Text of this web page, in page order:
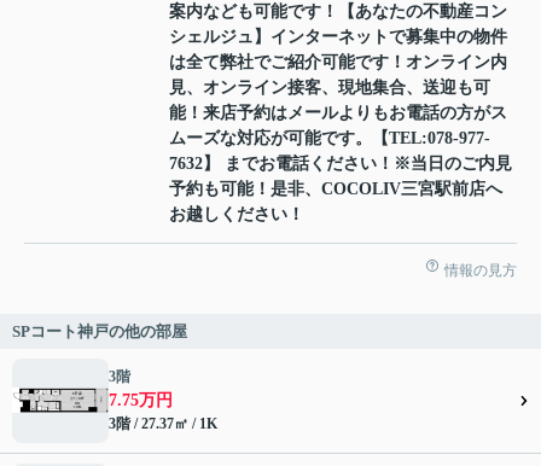
案内なども可能です！【あなたの不動産コン
シェルジュ】インターネットで募集中の物件
は全て弊社でご紹介可能です！オンライン内
見、オンライン接客、現地集合、送迎も可
能！来店予約はメールよりもお電話の方がス
ムーズな対応が可能です。【TEL:078-977-
7632】 までお電話ください！※当日のご内見
予約も可能！是非、COCOLIV三宮駅前店へ
お越しください！
情報の見方
SPコート神戸の他の部屋
3階
7.75万円
3階 / 27.37㎡ / 1K